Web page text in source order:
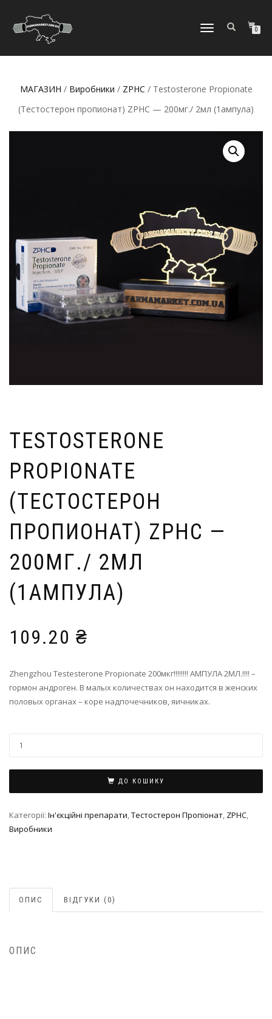
МОБІЛЬНЕ
0
МАГАЗИН / Виробники / ZPHC / Testosterone Propionate
(Тестостерон пропионат) ZPHC — 200мг./ 2мл (1ампула)
TESTOSTERONE
PROPIONATE
(ТЕСТОСТЕРОН
ПРОПИОНАТ) ZPHC —
200МГ./ 2МЛ
(1АМПУЛА)
109.20 ₴
Zhengzhou Testesterone Propionate 200мкг!!!!!!!! АМПУЛА 2МЛ.!!!! –
гормон андроген. В малых количествах он находится в женских
половых органах – коре надпочечников, яичниках.
ДО КОШИКУ
Категорії: Ін'єкційні препарати,Тестостерон Пропіонат, ZPHC,
Виробники
ОПИС ВІДГУКИ (0)
ОПИС